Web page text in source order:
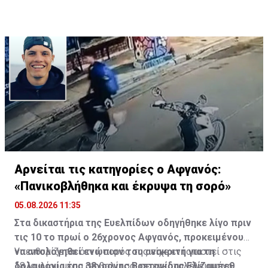
Αρνείται τις κατηγορίες ο Αφγανός:
«Πανικοβλήθηκα και έκρυψα τη σορό»
05.08.2026 11:35
Στα δικαστήρια της Ευελπίδων οδηγήθηκε λίγο πριν
τις 10 το πρωί ο 26χρονος Αφγανός, προκειμένου
να απολογηθεί ενώπιον του ανακριτή για τη
δολοφονία της 38χρονης Βρετανίδας Ελίζαμπεθ
Υπενθυμίζεται ότι η σορός της είχε εντοπιστεί στις
18 Ιουλίου μέσα σε βαλίτσα, σε εγκαταλελειμμένο